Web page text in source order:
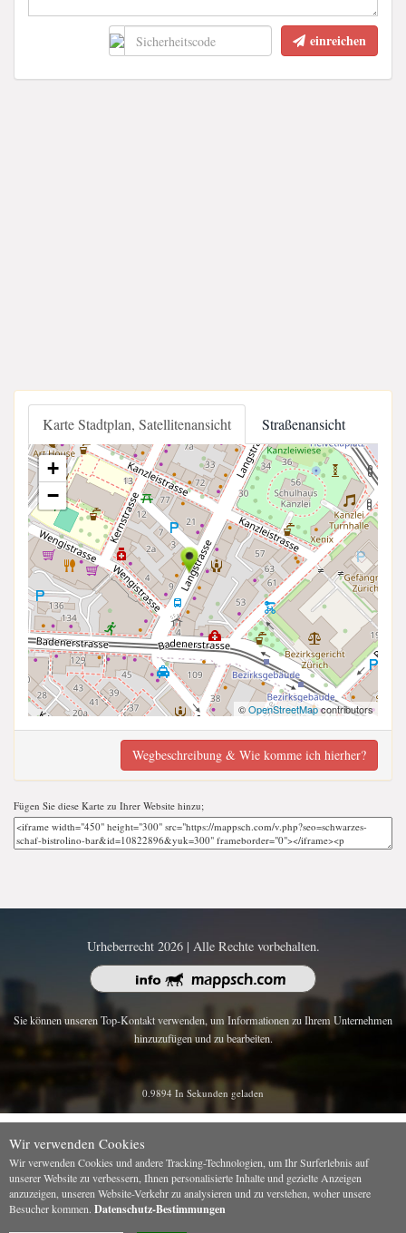
einreichen
Karte Stadtplan, Satellitenansicht Straßenansicht
+
−
©OpenStreetMapcontributors
Wegbeschreibung & Wie komme ich hierher?
Fügen Sie diese Karte zu Ihrer Website hinzu;
Urheberrecht 2026 | Alle Rechte vorbehalten.
Sie können unseren Top-Kontakt verwenden, um Informationen zu Ihrem Unternehmen
hinzuzufügen und zu bearbeiten.
0.9894 In Sekunden geladen
Wir verwenden Cookies
Wir verwenden Cookies und andere Tracking-Technologien, um Ihr Surferlebnis auf
unserer Website zu verbessern, Ihnen personalisierte Inhalte und gezielte Anzeigen
anzuzeigen, unseren Website-Verkehr zu analysieren und zu verstehen, woher unsere
Besucher kommen. Datenschutz-Bestimmungen